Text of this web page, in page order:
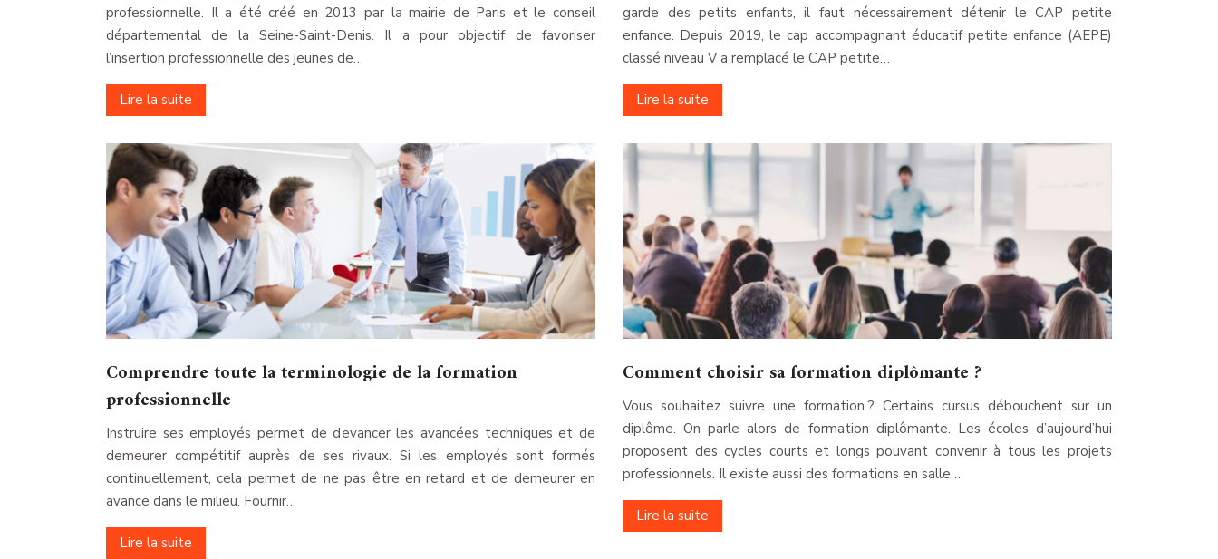
professionnelle. Il a été créé en 2013 par la mairie de Paris et le conseil
départemental de la Seine-Saint-Denis. Il a pour objectif de favoriser
l’insertion professionnelle des jeunes de…
Lire la suite
garde des petits enfants, il faut nécessairement détenir le CAP petite
enfance. Depuis 2019, le cap accompagnant éducatif petite enfance (AEPE)
classé niveau V a remplacé le CAP petite…
Lire la suite
Comprendre toute la terminologie de la formation
professionnelle
Instruire ses employés permet de devancer les avancées techniques et de
demeurer compétitif auprès de ses rivaux. Si les employés sont formés
continuellement, cela permet de ne pas être en retard et de demeurer en
avance dans le milieu. Fournir…
Lire la suite
Comment choisir sa formation diplômante ?
Vous souhaitez suivre une formation ? Certains cursus débouchent sur un
diplôme. On parle alors de formation diplômante. Les écoles d’aujourd’hui
proposent des cycles courts et longs pouvant convenir à tous les projets
professionnels. Il existe aussi des formations en salle…
Lire la suite